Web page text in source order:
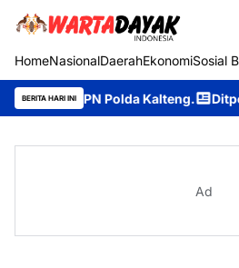
HomeNasionalDaerahEkonomiSosial
BERITA HARI INI
Kalteng. Ditpolairud Polda
Ad